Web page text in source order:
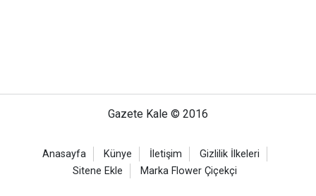
Gazete Kale © 2016
Anasayfa Künye İletişim
Gizlilik İlkeleri
Sitene Ekle
Marka Flower Çiçekçi